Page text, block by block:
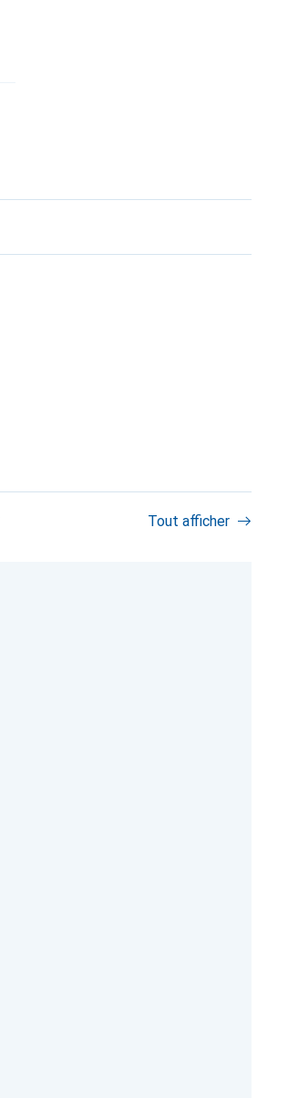
Tout afficher